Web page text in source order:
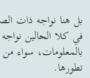
بل هنا نواجه ذات
في كلا الحالين نواجه
بالمعلومات، سواء
تطورها.